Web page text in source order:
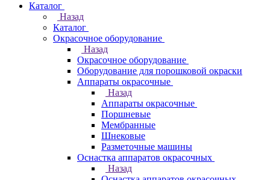
Каталог
Назад
Каталог
Окрасочное оборудование
Назад
Окрасочное оборудование
Оборудование для порошковой окраски
Аппараты окрасочные
Назад
Аппараты окрасочные
Поршневые
Мембранные
Шнековые
Разметочные машины
Оснастка аппаратов окрасочных
Назад